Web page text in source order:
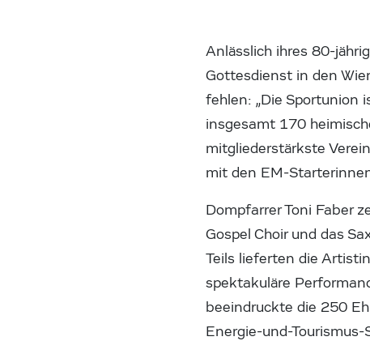
Anlässlich ihres 80-
Gottesdienst in den
fehlen: „Die Sportunion
insgesamt 170
mitgliederstärkste
mit den EM-
Dompfarrer Toni Faber
Gospel Choir und das
Teils lieferten die
spektakuläre
beeindruckte die 250
Energie-und-